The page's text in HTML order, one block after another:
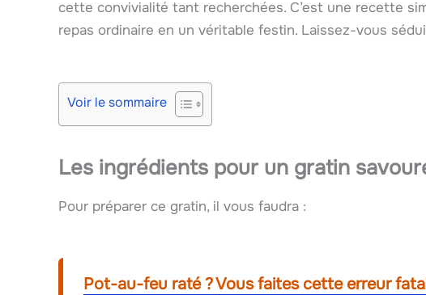
cette convivialité tant recherchées. C’est une recette
repas ordinaire en un véritable festin. Laissez-vous
Voir le sommaire
Les ingrédients pour un gratin
Pour préparer ce gratin, il vous faudra :
Pot-au-feu raté ? Vous faites cette erreur